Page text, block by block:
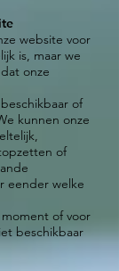
website voor
is, maar we
onze
of
kunnen onze
of
eender welke
of voor
beschikbaar